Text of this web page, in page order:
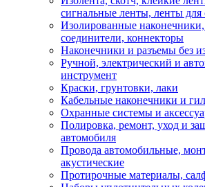
сигнальные ленты, ленты для
Изолированные
соединители, коннекторы
Наконечники и разъемы без
Ручной, электрический и
инструмент
Краски, грунтовки, лаки
Кабельные наконечники и
Охранные системы и
Полировка, ремонт, уход и
автомобиля
Провода автомобильные,
акустические
Протирочные материалы,